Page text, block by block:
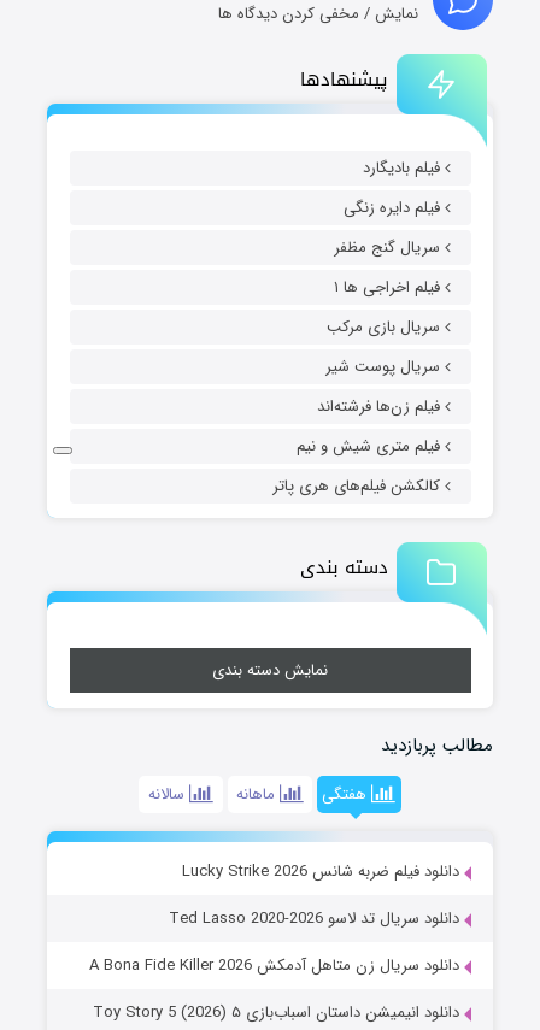
پیشنهادها
فیلم بادیگارد
فیلم دایره زنگی
سریال گنج مظفر
فیلم اخراجی ها ۱
سریال بازی مرکب
سریال پوست شیر
فیلم زن‌ها فرشته‌اند
فیلم متری شیش و نیم
کالکشن فیلم‌های هری پاتر
دسته بندی
نمایش دسته بندی
مطالب پربازدید
هفتگی ماهانه سالانه
دانلود فیلم ضربه شانس Lucky Strike 2026
دانلود سریال تد لاسو Ted Lasso 2020-2026
دانلود سریال زن متاهل آدمکش A Bona Fide Killer 2026
دانلود انیمیشن داستان اسباب‌بازی ۵ Toy Story 5 (2026)
نمایش / مخفی کردن دیدگاه ها